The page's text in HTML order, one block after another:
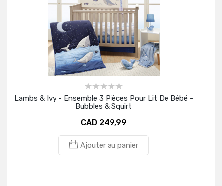
Lambs & Ivy - Ensemble 3 Pièces Pour Lit De Bébé -
Bubbles & Squirt
CAD 249,99
Ajouter au panier